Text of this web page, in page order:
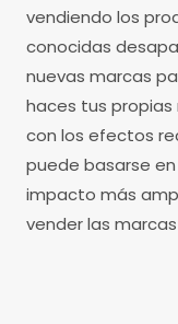
vendiendo los
conocidas
nuevas marcas
haces tus propias
con los efectos
puede basarse
impacto más
vender las